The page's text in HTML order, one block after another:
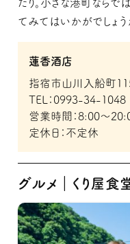
たり。小さな港町ならで
てみてはいかがでしょう
蓮香酒店
指宿市山川入船町
TEL：0993-34-1048
営業時間：8:00～
定休日：不定休
グルメ｜くり屋食